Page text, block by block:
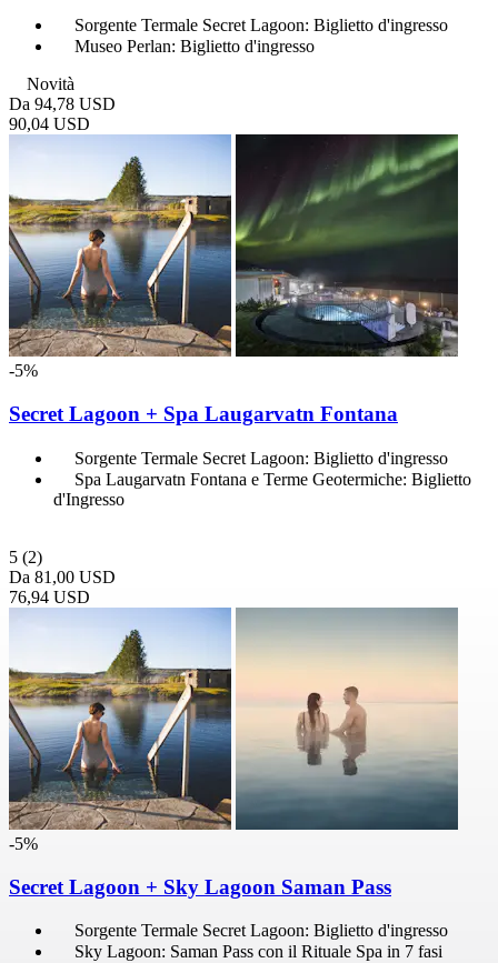
Sorgente Termale Secret Lagoon: Biglietto d'ingresso
Museo Perlan: Biglietto d'ingresso
Novità
Da 94,78 USD
90,04 USD
-5%
Secret Lagoon + Spa Laugarvatn Fontana
Sorgente Termale Secret Lagoon: Biglietto d'ingresso
Spa Laugarvatn Fontana e Terme Geotermiche: Biglietto
d'Ingresso
5 (2)
Da 81,00 USD
76,94 USD
-5%
Secret Lagoon + Sky Lagoon Saman Pass
Sorgente Termale Secret Lagoon: Biglietto d'ingresso
Sky Lagoon: Saman Pass con il Rituale Spa in 7 fasi